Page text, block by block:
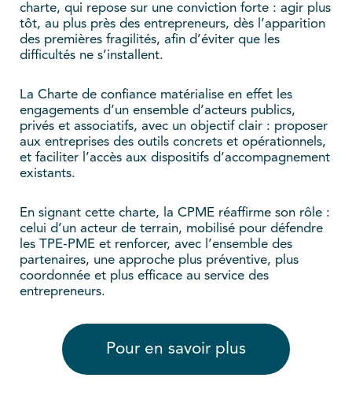
charte, qui repose sur une conviction forte : agir plus
tôt, au plus près des entrepreneurs, dès l’apparition
des premières fragilités, afin d’éviter que les
difficultés ne s’installent.
La Charte de confiance matérialise en effet les
engagements d’un ensemble d’acteurs publics,
privés et associatifs, avec un objectif clair : proposer
aux entreprises des outils concrets et opérationnels,
et faciliter l’accès aux dispositifs d’accompagnement
existants.
En signant cette charte, la CPME réaffirme son rôle :
celui d’un acteur de terrain, mobilisé pour défendre
les TPE-PME et renforcer, avec l’ensemble des
partenaires, une approche plus préventive, plus
coordonnée et plus efficace au service des
entrepreneurs.
Pour en savoir plus